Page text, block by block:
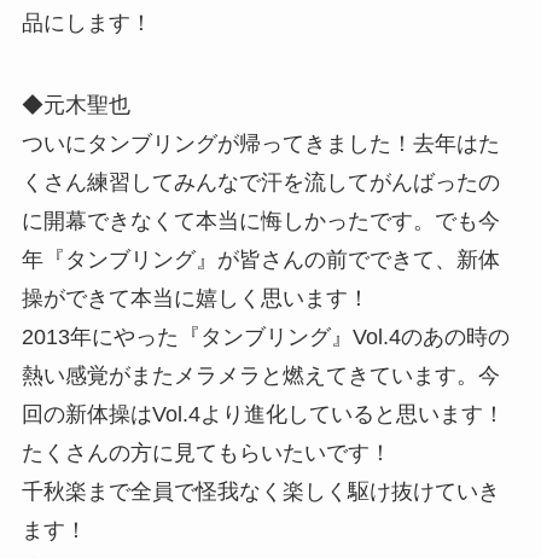
品にします！
◆元木聖也
ついにタンブリングが帰ってきました！去年はた
くさん練習してみんなで汗を流してがんばったの
に開幕できなくて本当に悔しかったです。でも今
年『タンブリング』が皆さんの前でできて、新体
操ができて本当に嬉しく思います！
2013年にやった『タンブリング』Vol.4のあの時の
熱い感覚がまたメラメラと燃えてきています。今
回の新体操はVol.4より進化していると思います！
たくさんの方に見てもらいたいです！
千秋楽まで全員で怪我なく楽しく駆け抜けていき
ます！